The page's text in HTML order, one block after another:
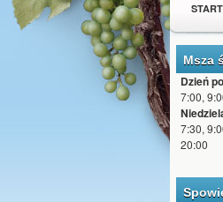
START
Msza
Dzień
7:00,
7:30,
20:00